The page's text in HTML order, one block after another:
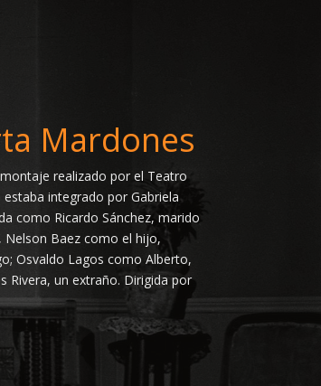
Mardones
realizado por el Teatro
integrado por Gabriela
como Ricardo Sánchez, marido
Nelson Baez como el hijo,
Osvaldo Lagos como Alberto,
Rivera, un extraño. Dirigida por